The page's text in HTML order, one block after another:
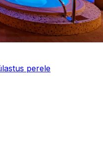
perele